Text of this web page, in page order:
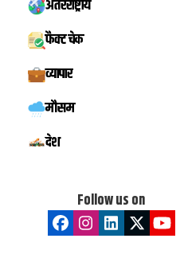
अंतरराष्ट्रीय
फैक्ट चेक
व्यापार
मौसम
देश
Follow us on
के महान
को दिया
ज्ञान...